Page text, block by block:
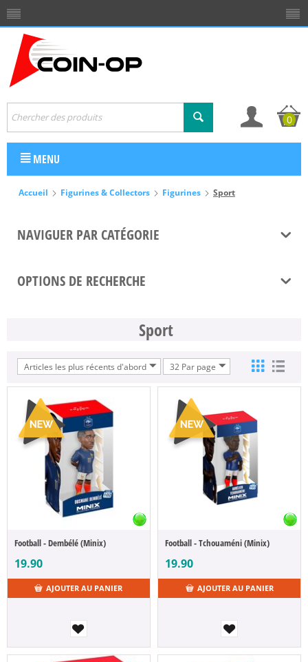
0
MENU
Accueil Figurines & Collectors Figurines Sport
NAVIGUER PAR CATÉGORIE
OPTIONS DE RECHERCHE
Sport
Articles les plus récents d'abord 32 Par page
Football - Dembélé (Minix)
19.90
AJOUTER AU PANIER
Football - Tchouaméni (Minix)
19.90
AJOUTER AU PANIER